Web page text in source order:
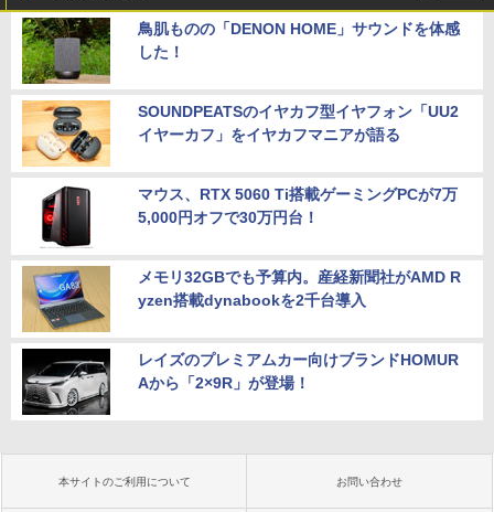
鳥肌ものの「DENON HOME」サウンドを体感
した！
SOUNDPEATSのイヤカフ型イヤフォン「UU2
イヤーカフ」をイヤカフマニアが語る
マウス、RTX 5060 Ti搭載ゲーミングPCが7万
5,000円オフで30万円台！
メモリ32GBでも予算内。産経新聞社がAMD R
yzen搭載dynabookを2千台導入
レイズのプレミアムカー向けブランドHOMUR
Aから「2×9R」が登場！
本サイトのご利用について お問い合わせ